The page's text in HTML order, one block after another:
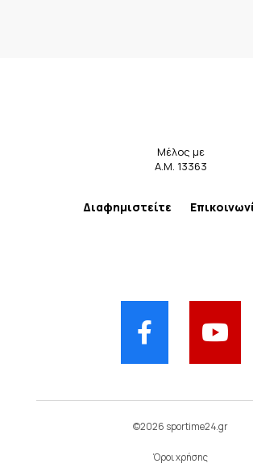
Μέλος με
Α.Μ. 13363
Διαφημιστείτε
©2026 sportime24.gr
Όροι χρήσης